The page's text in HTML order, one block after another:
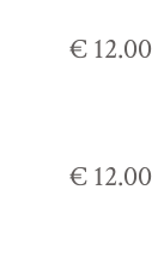
€ 12.00
€ 12.00